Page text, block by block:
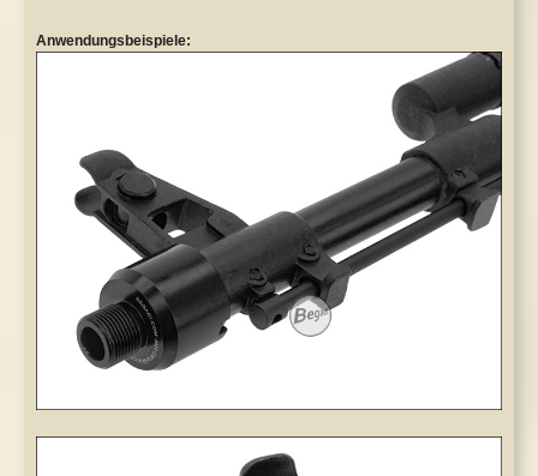
Anwendungsbeispiele: